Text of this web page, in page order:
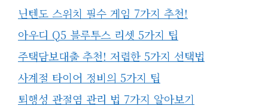
닌텐도 스위치 필수 게임 7가지 추천!
아우디 Q5 블루투스 리셋 5가지 팁
주택담보대출 추천! 저렴한 5가지 선택법
사계절 타이어 정비의 5가지 팁
퇴행성 관절염 관리 법 7가지 알아보기